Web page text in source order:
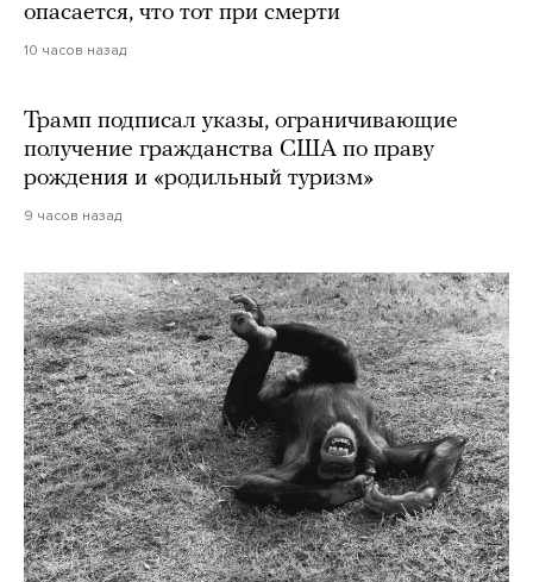
опасается, что тот при смерти
10 часов назад
Трамп подписал указы, ограничивающие
получение гражданства США по праву
рождения и «родильный туризм»
9 часов назад